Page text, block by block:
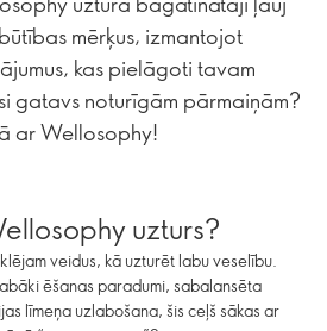
mērķus, izmantojot
kas pielāgoti tavam
gatavs noturīgām pārmaiņām?
ar Wellosophy!
uzturs?
veidus, kā uzturēt labu veselību.
ēšanas paradumi, sabalansēta
līmeņa uzlabošana, šis ceļš sākas ar